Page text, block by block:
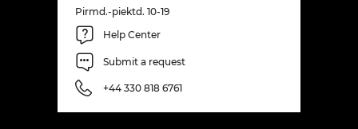
Pirmd.-piektd. 10-19
Help Center
Submit a request
+44 330 818 6761